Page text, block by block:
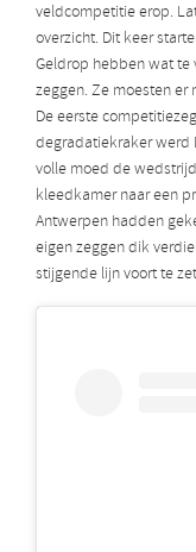
veldcompetitie erop.
overzicht. Dit keer
Geldrop hebben wat te
zeggen. Ze moesten er
De eerste
degradatiekraker werd
volle moed de
kleedkamer naar een
Antwerpen hadden
eigen zeggen dik
stijgende lijn voort te